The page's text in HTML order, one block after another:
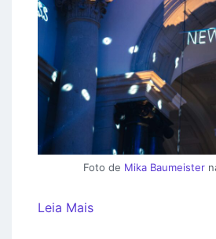
Foto de Mika Baumeister
Leia Mais